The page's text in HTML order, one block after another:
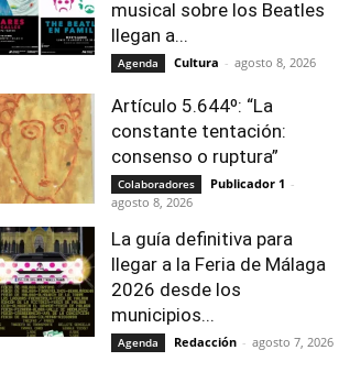
musical sobre los Beatles
llegan a...
Agenda Cultura - agosto 8, 2026
Artículo 5.644º: “La
constante tentación:
consenso o ruptura”
Colaboradores Publicador 1 -
agosto 8, 2026
La guía definitiva para
llegar a la Feria de Málaga
2026 desde los
municipios...
Agenda Redacción - agosto 7, 2026